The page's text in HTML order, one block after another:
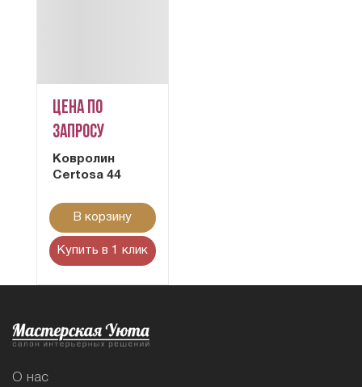
Цена по
запросу
Ковролин
Certosa 44
В корзину
Купить в 1 клик
О нас